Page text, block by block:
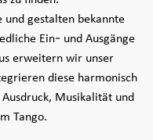
gestalten bekannte
Ein- und Ausgänge
erweitern wir unser
diese harmonisch
Musikalität und
Tango.